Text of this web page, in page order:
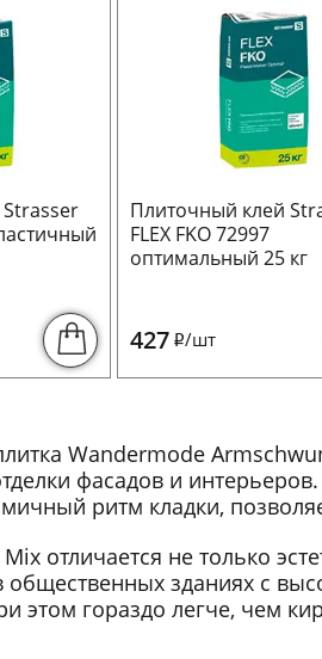
Плиточный клей
FLEX FKO 72997
оптимальный 25 кг
427 i/шт
Wandermode
фасадов и
ритм кладки,
отличается не только
общественных зданиях с
этом гораздо легче, чем